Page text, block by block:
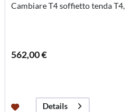
Cambiare T4 soffietto tenda
562,00 €
Details